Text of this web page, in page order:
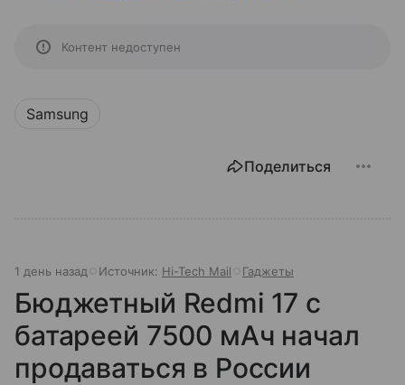
Контент недоступен
Samsung
Поделиться
1 день назад Источник: Hi-Tech Mail Гаджеты
Бюджетный Redmi 17 с
батареей 7500 мАч начал
продаваться в России